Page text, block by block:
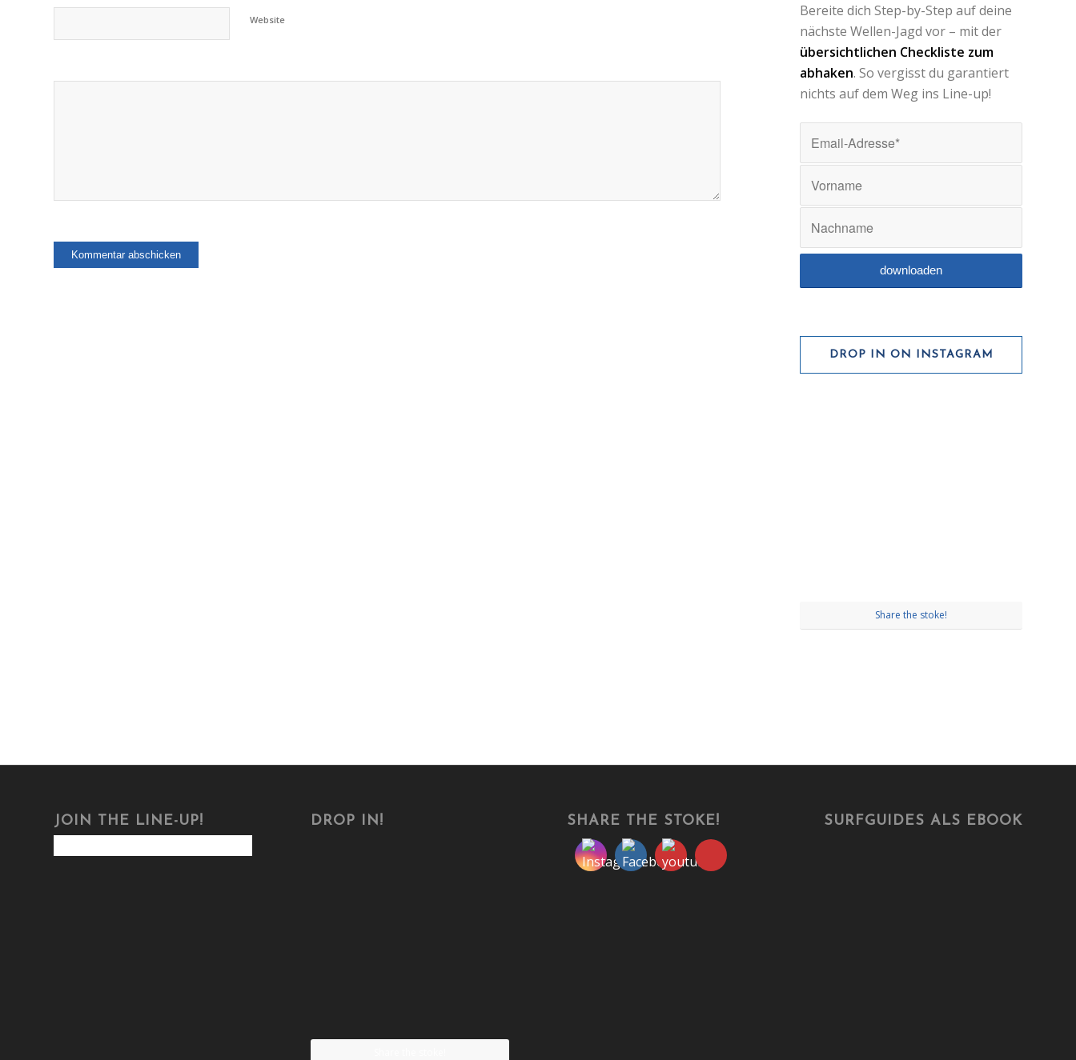
Website
Bereite dich Step-by-Step auf deine
nächste Wellen-Jagd vor – mit der
übersichtlichen Checkliste zum
abhaken. So vergisst du garantiert
nichts auf dem Weg ins Line-up!
DROP IN ON INSTAGRAM
Share the stoke!
JOIN THE LINE-UP! DROP IN! SHARE THE STOKE! SURFGUIDES ALS EBOOK